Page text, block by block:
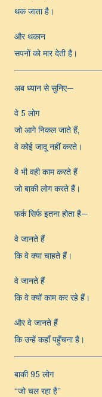
थक जाता है।
और थकान
सपनों को मार देती है।
अब ध्यान से सुनिए—
वे 5 लोग
जो आगे निकल जाते हैं,
वे कोई जादू नहीं करते।
वे भी वही काम करते हैं
जो बाकी लोग करते हैं।
फर्क सिर्फ इतना होता है—
वे जानते हैं
कि वे क्या चाहते हैं।
वे जानते हैं
कि वे क्यों काम कर रहे हैं।
और वे जानते हैं
कि उन्हें कहाँ पहुँचना है।
बाकी 95 लोग
“जो चल रहा है”